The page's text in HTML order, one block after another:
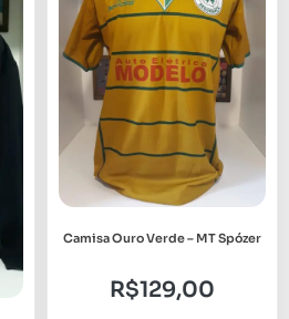
Camisa Ouro Verde – MT Spózer
R$129,00